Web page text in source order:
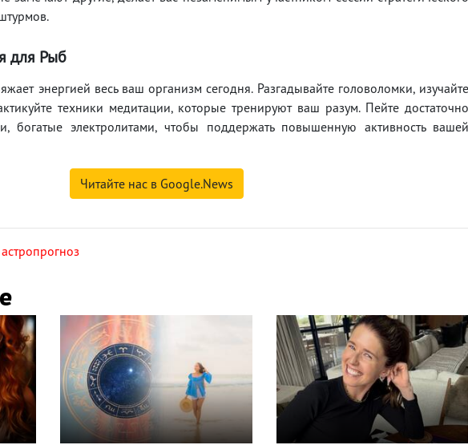
для Рыб
энергией весь ваш организм сегодня. Разгадывайте головоломки, изучайте
техники медитации, которые тренируют ваш разум. Пейте достаточно
богатые электролитами, чтобы поддержать повышенную активность вашей
Читайте нас в Google.News
астропрогноз